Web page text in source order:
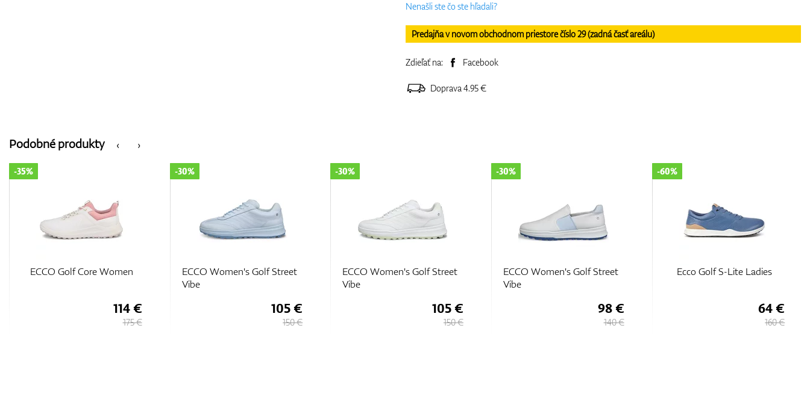
Nenašli ste čo ste hľadali?
Predajňa v novom obchodnom priestore číslo 29 (zadná časť areálu)
Zdieľať na: Facebook
Doprava 4.95 €
‹
Podobné produkty ›
ECCO Women's Golf Street
-30%
105 €
150 €
ECCO Women's Golf Street
Vibe
-30%
105 €
150 €
ECCO Women's Golf Street
Vibe
-30%
98 €
140 €
Ecco Golf S-Lite Ladies
-60%
64 €
160 €
ECCO Women's Biom H5
-30%
140 €
200 €